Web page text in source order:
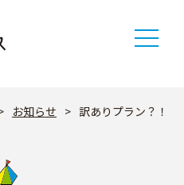
お知らせ > 訳ありプラン？！